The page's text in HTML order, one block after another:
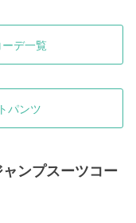
デ一覧
パンツ
ンプスーツコー